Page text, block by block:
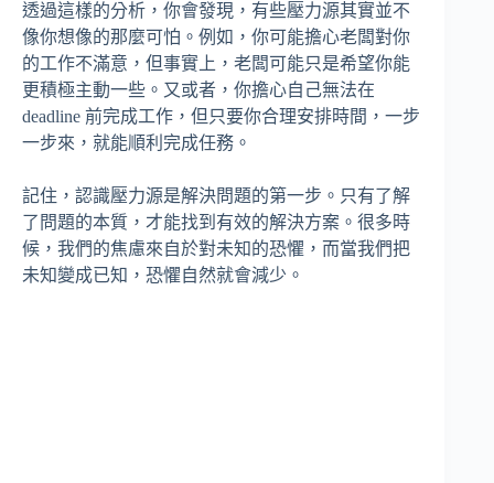
透過這樣的分析，你會發現，有些壓力源其實並不
像你想像的那麼可怕。例如，你可能擔心老闆對你
的工作不滿意，但事實上，老闆可能只是希望你能
更積極主動一些。又或者，你擔心自己無法在
deadline 前完成工作，但只要你合理安排時間，一步
一步來，就能順利完成任務。
記住，認識壓力源是解決問題的第一步。只有了解
了問題的本質，才能找到有效的解決方案。很多時
候，我們的焦慮來自於對未知的恐懼，而當我們把
未知變成已知，恐懼自然就會減少。